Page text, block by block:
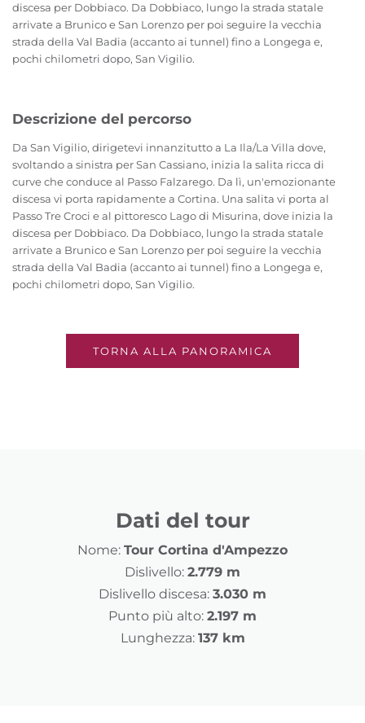
discesa per Dobbiaco. Da Dobbiaco, lungo la strada statale
arrivate a Brunico e San Lorenzo per poi seguire la vecchia
strada della Val Badia (accanto ai tunnel) fino a Longega e,
pochi chilometri dopo, San Vigilio.
Descrizione del percorso
Da San Vigilio, dirigetevi innanzitutto a La Ila/La Villa dove,
svoltando a sinistra per San Cassiano, inizia la salita ricca di
curve che conduce al Passo Falzarego. Da lì, un'emozionante
discesa vi porta rapidamente a Cortina. Una salita vi porta al
Passo Tre Croci e al pittoresco Lago di Misurina, dove inizia la
discesa per Dobbiaco. Da Dobbiaco, lungo la strada statale
arrivate a Brunico e San Lorenzo per poi seguire la vecchia
strada della Val Badia (accanto ai tunnel) fino a Longega e,
pochi chilometri dopo, San Vigilio.
TORNA ALLA PANORAMICA
Dati del tour
Nome: Tour Cortina d'Ampezzo
Dislivello: 2.779 m
Dislivello discesa: 3.030 m
Punto più alto: 2.197 m
Lunghezza: 137 km